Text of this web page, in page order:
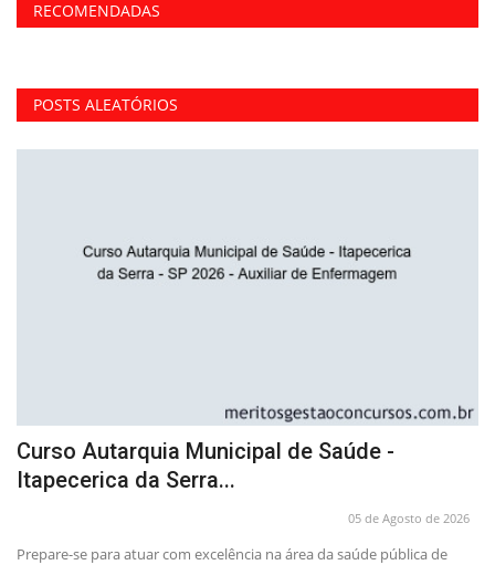
RECOMENDADAS
POSTS ALEATÓRIOS
Curso Autarquia Municipal de Saúde -
Itapecerica da Serra...
05 de Agosto de 2026
Prepare-se para atuar com excelência na área da saúde pública de